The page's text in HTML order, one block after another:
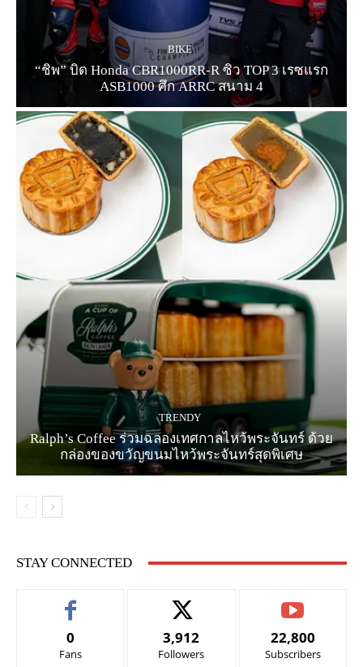
BIKE
“ชิพ” บิด Honda CBR1000RR-R ซิว TOP 3 เรซแรก
ASB1000 ศึก ARRC สนาม 4
TRENDY
Ralph’s Coffee ร่วมฉลองเทศกาลไหว้พระจันทร์ ด้วย
กล่องของขวัญขนมไหว้พระจันทร์สุดพิเศษ
STAY CONNECTED
0
Fans
3,912
Followers
22,800
Subscribers